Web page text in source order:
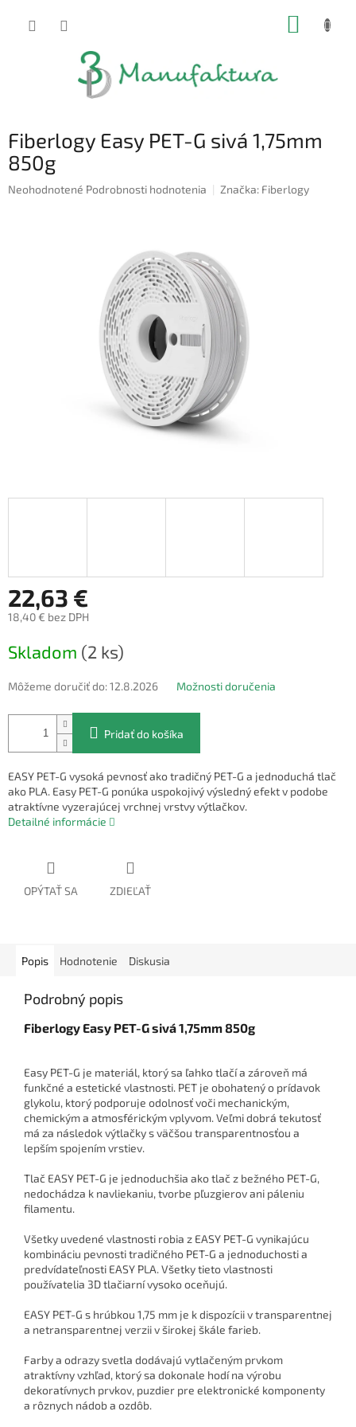
Fiberlogy Easy PET-G sivá 1,75mm
850g
Priemerné
Neohodnotené Podrobnosti hodnotenia Značka: Fiberlogy
22,63 €
18,40 € bez DPH
cena:
Skladom (2 ks)
Môžeme doručiť do:12.8.2026 Možnosti doručenia
Pridať do košíka
EASY PET-G vysoká pevnosť ako tradičný PET-G a jednoduchá tlač
ako PLA. Easy PET-G ponúka uspokojivý výsledný efekt v podobe
atraktívne vyzerajúcej vrchnej vrstvy výtlačkov.
Detailné informácie
OPÝTAŤ SA ZDIEĽAŤ
Popis Hodnotenie Diskusia
Podrobný popis
Fiberlogy Easy PET-G sivá 1,75mm 850g
Easy PET-G je materiál, ktorý sa ľahko tlačí a zároveň má
funkčné a estetické vlastnosti. PET je obohatený o prídavok
glykolu, ktorý podporuje odolnosť voči mechanickým,
chemickým a atmosférickým vplyvom. Veľmi dobrá tekutosť
má za následok výtlačky s väčšou transparentnosťou a
lepším spojením vrstiev.
Tlač EASY PET-G je jednoduchšia ako tlač z bežného PET-G,
nedochádza k navliekaniu, tvorbe pľuzgierov ani páleniu
filamentu.
Všetky uvedené vlastnosti robia z EASY PET-G vynikajúcu
kombináciu pevnosti tradičného PET-G a jednoduchosti a
predvídateľnosti EASY PLA. Všetky tieto vlastnosti
používatelia 3D tlačiarní vysoko oceňujú.
EASY PET-G s hrúbkou 1,75 mm je k dispozícii v transparentnej
a netransparentnej verzii v širokej škále farieb.
Farby a odrazy svetla dodávajú vytlačeným prvkom
atraktívny vzhľad, ktorý sa dokonale hodí na výrobu
dekoratívnych prvkov, puzdier pre elektronické komponenty
a rôznych nádob a ozdôb.